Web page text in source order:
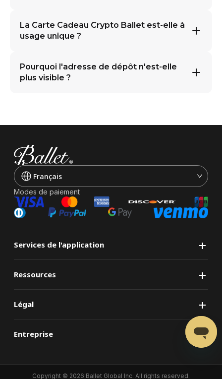
La Carte Cadeau Crypto Ballet est-elle à
usage unique ?
Pourquoi l'adresse de dépôt n'est-elle
plus visible ?
Français
Modes de paiement
+
Services de l'application
+
Ressources
+
Légal
+
Entreprise
Copyright © 2026 Ballet Global Inc. All rights reserved.